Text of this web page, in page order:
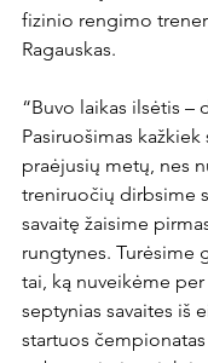
fizinio rengimo
Ragauskas.
“Buvo laikas ilsėtis –
Pasiruošimas kažkiek
praėjusių metų, nes
treniruočių dirbsime
savaitę žaisime
rungtynes. Turėsime
tai, ką nuveikėme per
septynias savaites iš
startuos čempionatas